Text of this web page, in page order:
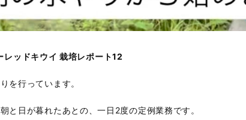
レッドキウイ 栽培レポート12
を行っています。
と日が暮れたあとの、一日2度の定例業務です。